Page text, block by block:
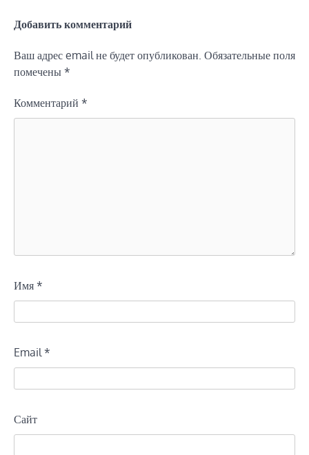
Добавить комментарий
Ваш адрес email не будет опубликован. Обязательные поля
помечены *
Комментарий *
Имя *
Email*
Сайт